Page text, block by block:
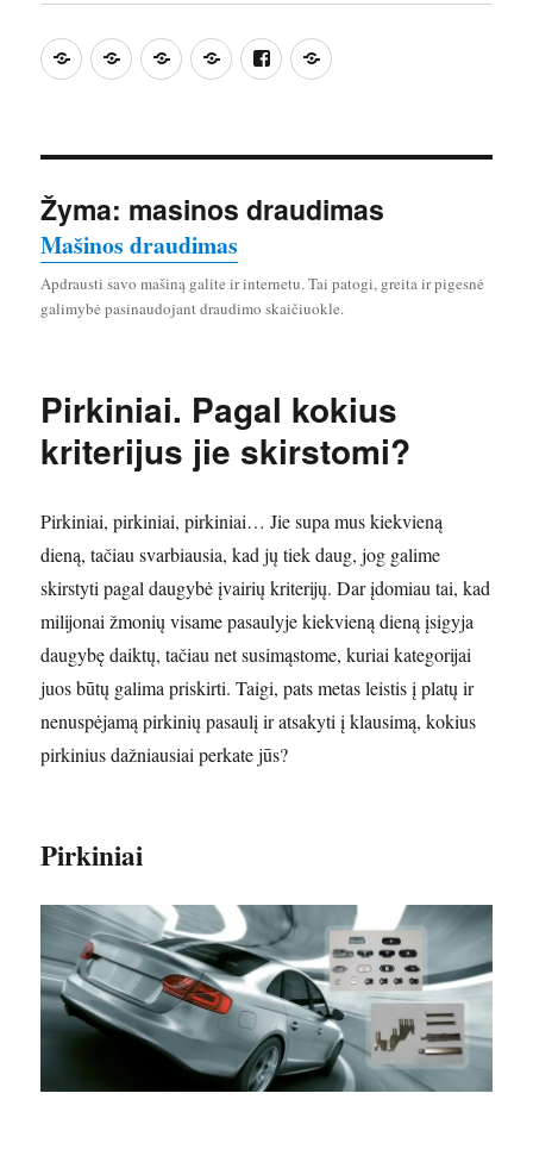
PartneriaiDraudimuiKASKOPigiausias
FB Nuorodos
Žyma: masinos draudimas
Mašinos draudimas
Apdrausti savo mašiną galite ir internetu. Tai patogi, greita ir pigesnė
galimybė pasinaudojant draudimo skaičiuokle.
Pirkiniai. Pagal kokius
kriterijus jie skirstomi?
Pirkiniai, pirkiniai, pirkiniai… Jie supa mus kiekvieną
dieną, tačiau svarbiausia, kad jų tiek daug, jog galime
skirstyti pagal daugybė įvairių kriterijų. Dar įdomiau tai, kad
milijonai žmonių visame pasaulyje kiekvieną dieną įsigyja
daugybę daiktų, tačiau net susimąstome, kuriai kategorijai
juos būtų galima priskirti. Taigi, pats metas leistis į platų ir
nenuspėjamą pirkinių pasaulį ir atsakyti į klausimą, kokius
pirkinius dažniausiai perkate jūs?
Pirkiniai